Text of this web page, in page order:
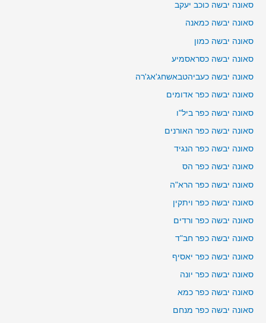
סאונה יבשה כוכב יעקב
סאונה יבשה כמאנה
סאונה יבשה כמון
סאונה יבשה כסראסמיע
סאונה יבשה כעביהטבאשחג'אג'רה
סאונה יבשה כפר אדומים
סאונה יבשה כפר ביל"ו
סאונה יבשה כפר האורנים
סאונה יבשה כפר הנגיד
סאונה יבשה כפר הס
סאונה יבשה כפר הרא"ה
סאונה יבשה כפר ויתקין
סאונה יבשה כפר ורדים
סאונה יבשה כפר חב"ד
סאונה יבשה כפר יאסיף
סאונה יבשה כפר יונה
סאונה יבשה כפר כמא
סאונה יבשה כפר מנחם